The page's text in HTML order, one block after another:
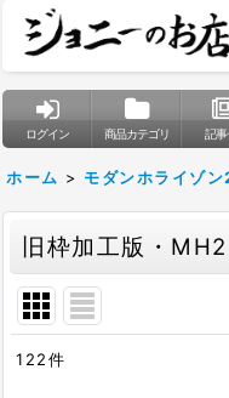
ログイン 商品カテゴリ 記事
ホーム > モダンホライゾン
旧枠加工版・MH2
122件